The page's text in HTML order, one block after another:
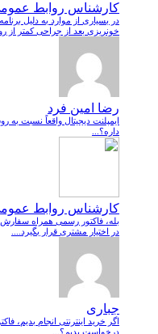
کارشناس روابط
در بسیاری از موارد به دلیل
خونریزی بعد از جراحی کمتر از
رضا امین فرد
ایمپلنت دیجیتال واقعاً نسبت به
داره؟...
کارشناس روابط
بله، فاکتور رسمی همراه
در اختیار مشتری قرار بگیرد....
جباری
اگر خرید اینترنتی انجام بدیم،
درخواست بدیم؟...